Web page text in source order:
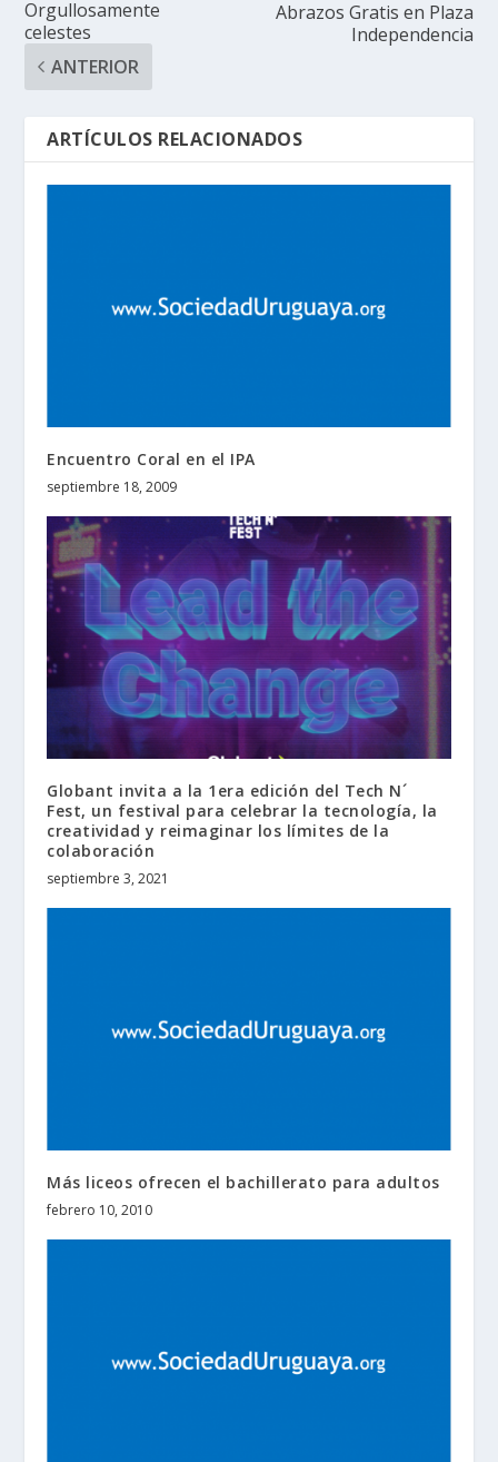
Orgullosamente
celestes
ANTERIOR
Abrazos Gratis en Plaza
Independencia
ARTÍCULOS RELACIONADOS
Encuentro Coral en el IPA
septiembre 18, 2009
Globant invita a la 1era edición del Tech N´
Fest, un festival para celebrar la tecnología, la
creatividad y reimaginar los límites de la
colaboración
septiembre 3, 2021
Más liceos ofrecen el bachillerato para adultos
febrero 10, 2010